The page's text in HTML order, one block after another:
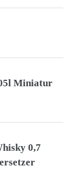
Miniatur
0,7